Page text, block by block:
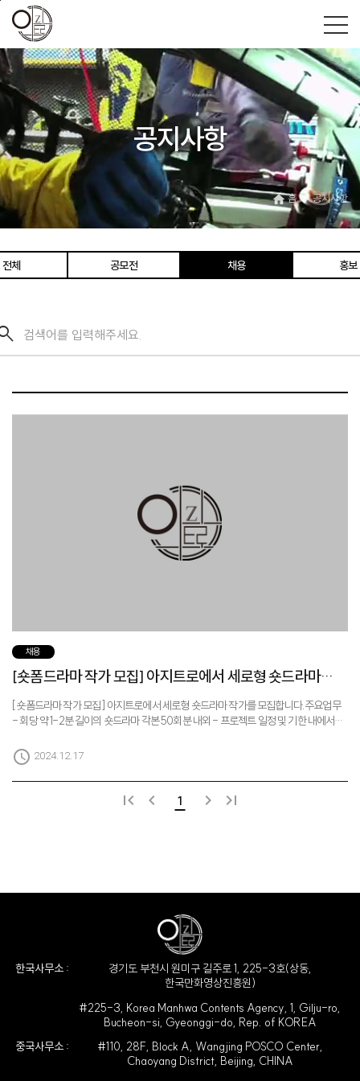
본문바로가기
공지사항
home홈navigate_next공지사항
전체 공모전 채용 홍보
채용
[숏폼드라마 작가 모집] 아지트로에서 세로형 숏드라마
작가를 모집합니다!
[ 숏폼드라마 작가 모집 ] 아지트로에서 세로형 숏드라마 작가를 모집합니다.주요업무
- 회당 약 1-2분 길이의 숏드라마 각본 50회분 내외 - 프로젝트 일정 및 기한 내에서
우대조건 : 본인 집필 작품 보유, 웹툰 각색 작가, 드라마 작가 경력우대사항 - 시나리오
작성 경험 or 원작 소설 기반 각색 경험 - 빠르게 피드백을 수용 및 반영하여 각색해
나갈 수 있는 역량[제출 서류] - 주요 작품 경력서/포트폴리오 - 본인 집필 대본 및
시나리오 1편 접수 (등장인물, 시놉시스 포함)[서류 접수 및 문의] - 이메일 접수 : az...
schedule 2024.12.17
first_page keyboard_arrow_left 1 keyboard_arrow_right last_page
한국사무소 :
경기도 부천시 원미구 길주로 1, 225-3호(상동,
한국만화영상진흥원)
#225-3, Korea Manhwa Contents Agency, 1, Gilju-ro,
Bucheon-si, Gyeonggi-do, Rep. of KOREA
중국사무소 :
#110, 28F, Block A, Wangjing POSCO Center,
Chaoyang District, Beijing, CHINA